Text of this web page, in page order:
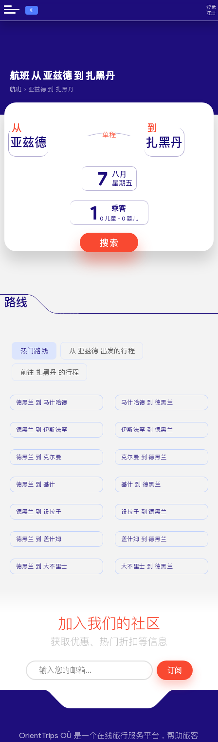
€
登录
注册
航班 从 亚兹德 到 扎黑丹
航班 › 亚兹德 到 扎黑丹
从
亚兹德 单程
到
扎黑丹
7 八月
星期五
1 乘客
0 儿童 - 0 婴儿
搜索
路线
热门路线 从 亚兹德 出发的行程
前往 扎黑丹 的行程
德黑兰 到 马什哈德 马什哈德 到 德黑兰
德黑兰 到 伊斯法罕 伊斯法罕 到 德黑兰
德黑兰 到 克尔曼 克尔曼 到 德黑兰
德黑兰 到 基什 基什 到 德黑兰
德黑兰 到 设拉子 设拉子 到 德黑兰
德黑兰 到 盖什姆 盖什姆 到 德黑兰
德黑兰 到 大不里士 大不里士 到 德黑兰
加入我们的社区
获取优惠、热门折扣等信息
订阅
OrientTrips OÜ 是一个在线旅行服务平台，帮助旅客